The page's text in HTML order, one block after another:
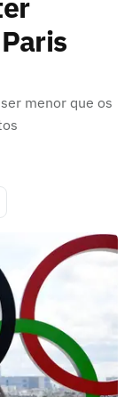
menor que os